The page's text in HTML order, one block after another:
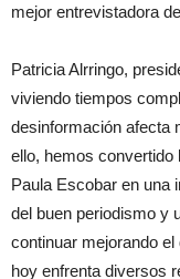
mejor entrevistadora
Patricia Alrringo,
viviendo tiempos
desinformación afecta
ello, hemos convertido
Paula Escobar en una
del buen periodismo y
continuar mejorando
hoy enfrenta diversos